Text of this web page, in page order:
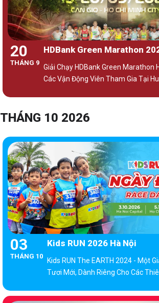
20
THÁNG 9
HDBank Green Marathon
Giải Chạy HDBank Green Marathon
Các Vận Động Viên Tham Gia Tại
THÁNG 10 2026
03
THÁNG 10
Kids RUN 2026 Hà Nội
Kids RUN The EARTH 2024 - Một
Tươi Mới, Dành Riêng Cho Các